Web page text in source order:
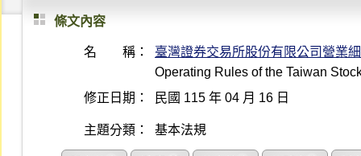
條文內容
名 稱：
臺灣證券交易所股份有限公司營業
Operating Rules of the Taiwan
修正日期：
民國 115 年 04 月 16 日
主題分類： 基本法規